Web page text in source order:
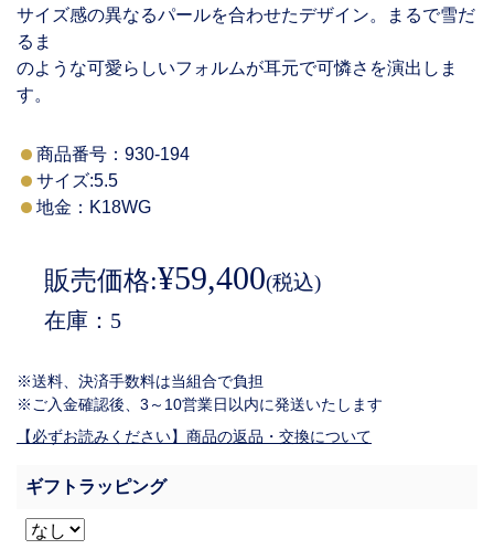
サイズ感の異なるパールを合わせたデザイン。まるで雪だ
るま
のような可愛らしいフォルムが耳元で可憐さを演出しま
す。
商品番号：930-194
サイズ:5.5
地金：K18WG
販売価格:¥59,400(税込)
在庫 5
※送料、決済手数料は当組合で負担
※ご入金確認後、3～10営業日以内に発送いたします
【必ずお読みください】商品の返品・交換について
ギフトラッピング